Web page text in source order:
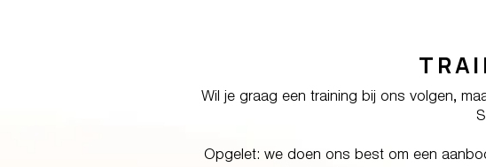
Wil je graag een training bij ons volgen,
Opgelet: we doen ons best om een